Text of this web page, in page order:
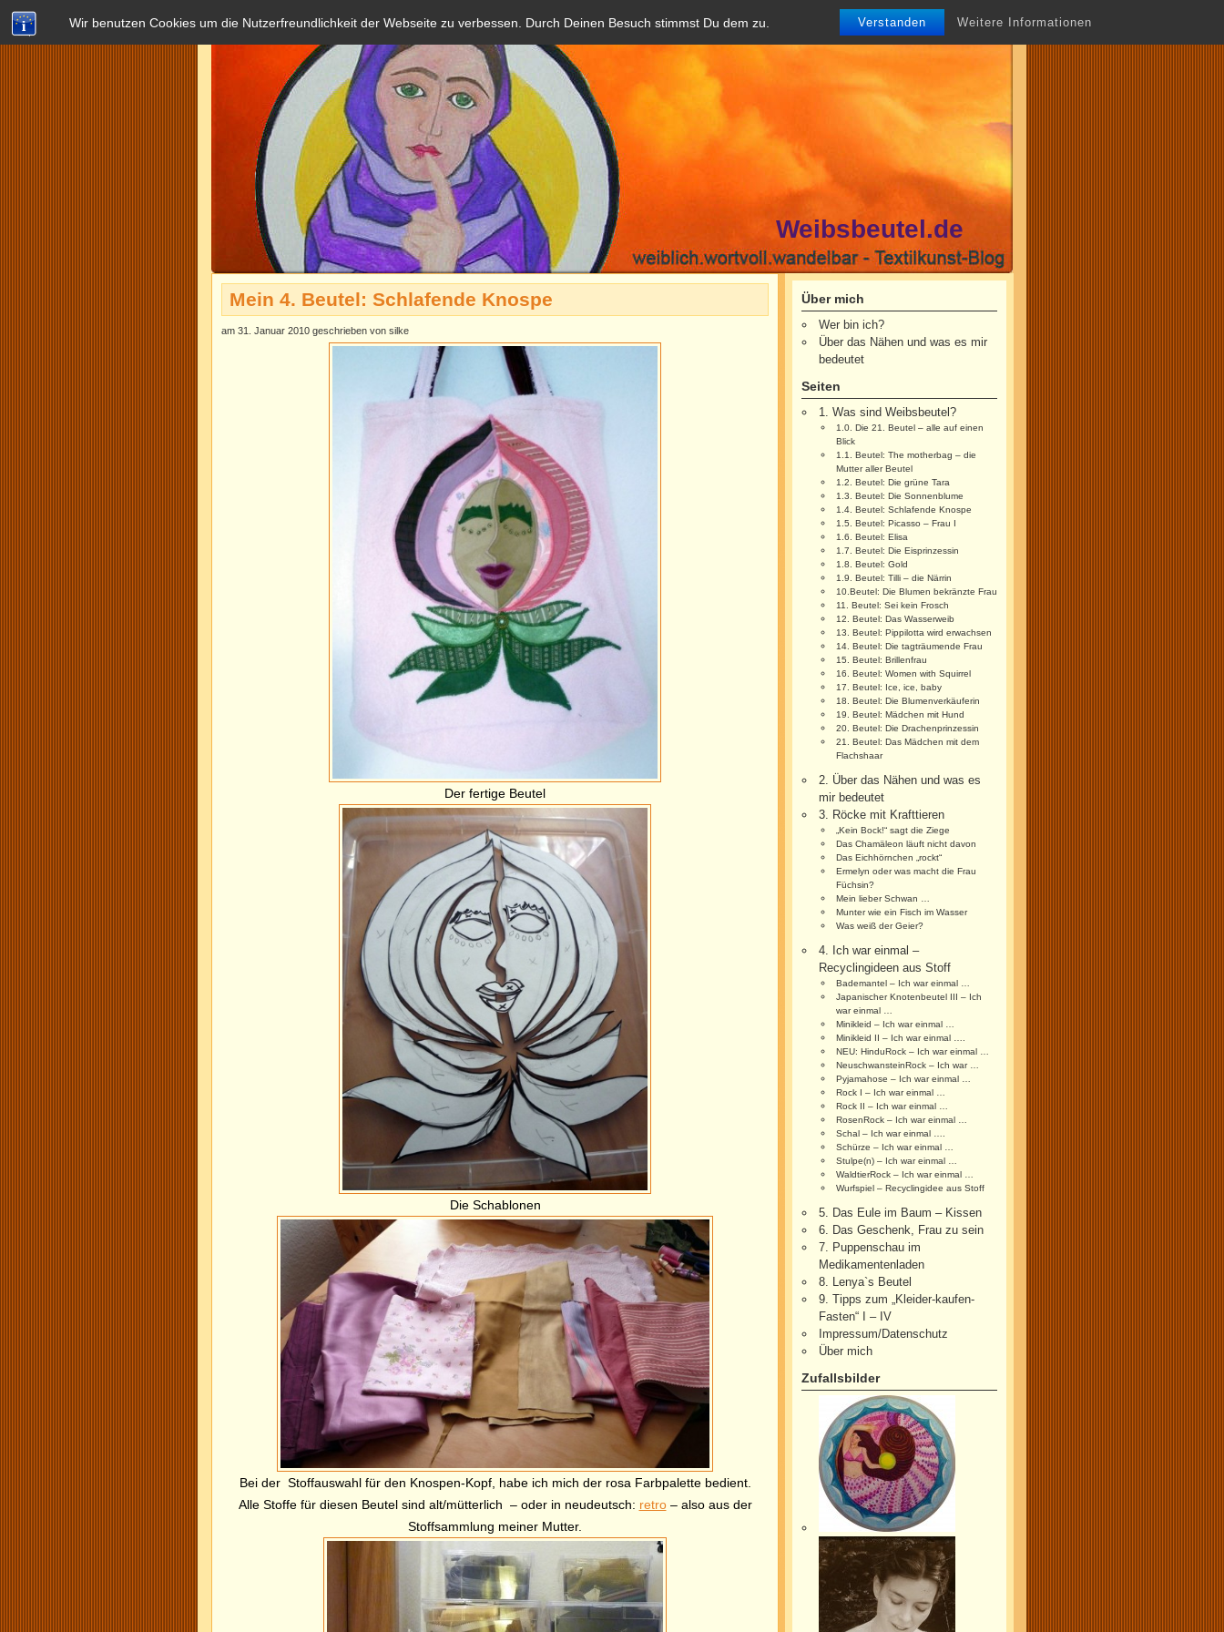
Wir benutzen Cookies um die Nutzerfreundlichkeit der Webseite zu verbessen. Durch Deinen Besuch stimmst Du dem zu. Verstanden Weitere Informationen
Weibsbeutel.de
Mein 4. Beutel: Schlafende Knospe
am 31. Januar 2010 geschrieben von silke
Der fertige Beutel
Die Schablonen
Bei der Stoffauswahl für den Knospen-Kopf, habe ich mich der rosa Farbpalette bedient.
Alle Stoffe für diesen Beutel sind alt/mütterlich – oder in neudeutsch: retro– also aus der
Stoffsammlung meiner Mutter.
Über mich
Wer bin ich?
Über das Nähen und was es mir
bedeutet
Seiten
1. Was sind Weibsbeutel?
1.0. Die 21. Beutel – alle auf einen
Blick
1.1. Beutel: The motherbag – die
Mutter aller Beutel
1.2. Beutel: Die grüne Tara
1.3. Beutel: Die Sonnenblume
1.4. Beutel: Schlafende Knospe
1.5. Beutel: Picasso – Frau I
1.6. Beutel: Elisa
1.7. Beutel: Die Eisprinzessin
1.8. Beutel: Gold
1.9. Beutel: Tilli – die Närrin
10.Beutel: Die Blumen bekränzte Frau
11. Beutel: Sei kein Frosch
12. Beutel: Das Wasserweib
13. Beutel: Pippilotta wird erwachsen
14. Beutel: Die tagträumende Frau
15. Beutel: Brillenfrau
16. Beutel: Women with Squirrel
17. Beutel: Ice, ice, baby
18. Beutel: Die Blumenverkäuferin
19. Beutel: Mädchen mit Hund
20. Beutel: Die Drachenprinzessin
21. Beutel: Das Mädchen mit dem
Flachshaar
2. Über das Nähen und was es
mir bedeutet
3. Röcke mit Krafttieren
„Kein Bock!“ sagt die Ziege
Das Chamäleon läuft nicht davon
Das Eichhörnchen „rockt“
Ermelyn oder was macht die Frau
Füchsin?
Mein lieber Schwan …
Munter wie ein Fisch im Wasser
Was weiß der Geier?
4. Ich war einmal –
Recyclingideen aus Stoff
Bademantel – Ich war einmal …
Japanischer Knotenbeutel III – Ich
war einmal …
Minikleid – Ich war einmal …
Minikleid II – Ich war einmal ….
NEU: HinduRock – Ich war einmal …
NeuschwansteinRock – Ich war …
Pyjamahose – Ich war einmal …
Rock I – Ich war einmal …
Rock II – Ich war einmal …
RosenRock – Ich war einmal …
Schal – Ich war einmal ….
Schürze – Ich war einmal …
Stulpe(n) – Ich war einmal …
WaldtierRock – Ich war einmal …
Wurfspiel – Recyclingidee aus Stoff
5. Das Eule im Baum – Kissen
6. Das Geschenk, Frau zu sein
7. Puppenschau im
Medikamentenladen
8. Lenya`s Beutel
9. Tipps zum „Kleider-kaufen-
Fasten“ I – IV
Impressum/Datenschutz
Über mich
Zufallsbilder